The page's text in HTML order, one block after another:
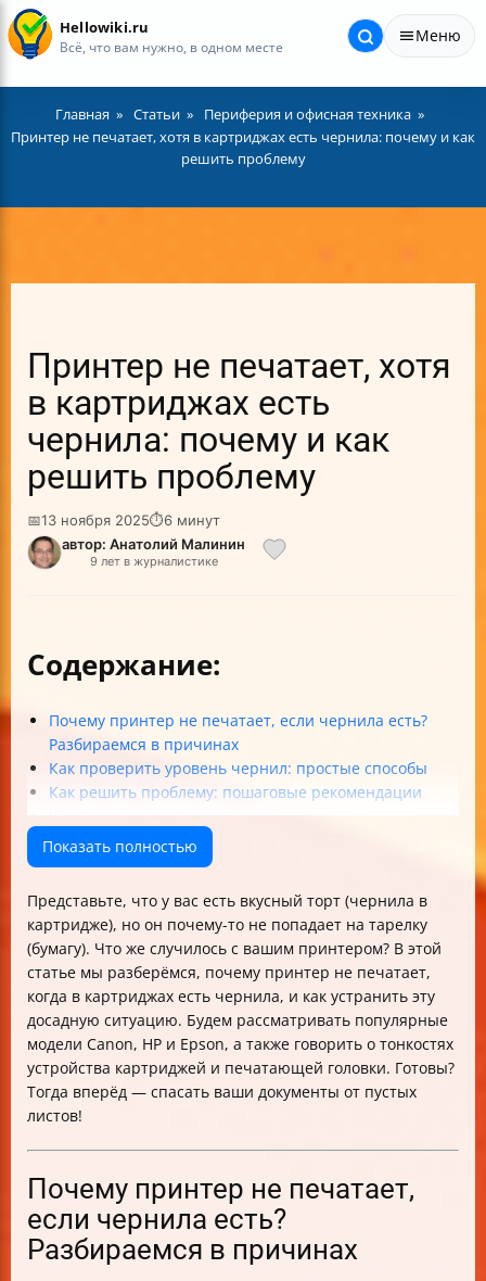
Hellowiki.ru
Всё, что вам нужно, в одном месте
Меню
Главная Статьи
Периферия и офисная техника
Принтер не печатает, хотя в картриджах есть чернила: почему и как
решить проблему
Принтер не печатает, хотя
в картриджах есть
чернила: почему и как
решить проблему
📅13 ноября 2025⏱6 минут
автор: Анатолий Малинин
9 лет в журналистике
Содержание:
Почему принтер не печатает, если чернила есть?
Разбираемся в причинах
Как проверить уровень чернил: простые способы
Как решить проблему: пошаговые рекомендации
Как промыть картриджи и печатающую головку:
простой рецепт
Особенности перезаправляемых картриджей (ПЗК) и
Что делать, если принтер видит картриджи, но не
печатает?
Краткий чек-лист: как решить проблему с печатью
при наличии чернил
FAQ: отвечаем на популярные вопросы
Таблица сравнения действий при разных проблемах
Итог: принтер с чернилами, но без печати — это не
приговор!
Показать полностью
Представьте, что у вас есть вкусный торт (чернила в
картридже), но он почему-то не попадает на тарелку
(бумагу). Что же случилось с вашим принтером? В этой
статье мы разберёмся, почему принтер не печатает,
когда в картриджах есть чернила, и как устранить эту
досадную ситуацию. Будем рассматривать популярные
модели Canon, HP и Epson, а также говорить о тонкостях
устройства картриджей и печатающей головки. Готовы?
Тогда вперёд — спасать ваши документы от пустых
листов!
Почему принтер не печатает,
если чернила есть?
Разбираемся в причинах